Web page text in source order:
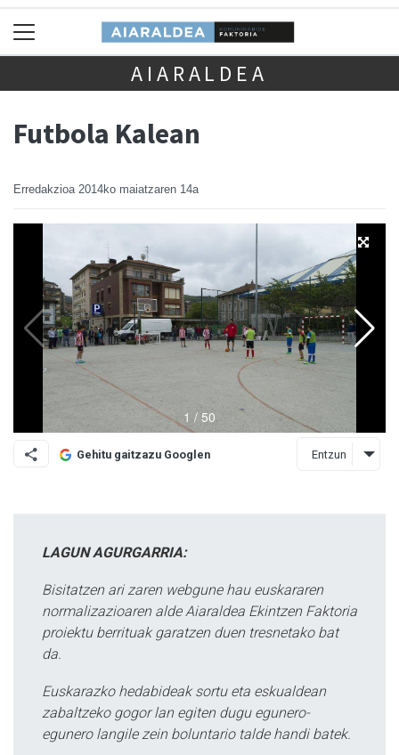
AIARALDEA
Futbola Kalean
Erredakzioa 2014ko maiatzaren 14a
Gehitu gaitzazu Googlen Entzun
LAGUN AGURGARRIA:
Bisitatzen ari zaren webgune hau euskararen
normalizazioaren alde Aiaraldea Ekintzen Faktoria
proiektu berrituak garatzen duen tresnetako bat
da.
Euskarazko hedabideak sortu eta eskualdean
zabaltzeko gogor lan egiten dugu egunero-
egunero langile zein boluntario talde handi batek.